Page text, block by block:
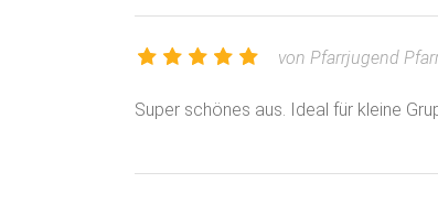
von Pfarrjugend
Super schönes aus. Ideal für kleine